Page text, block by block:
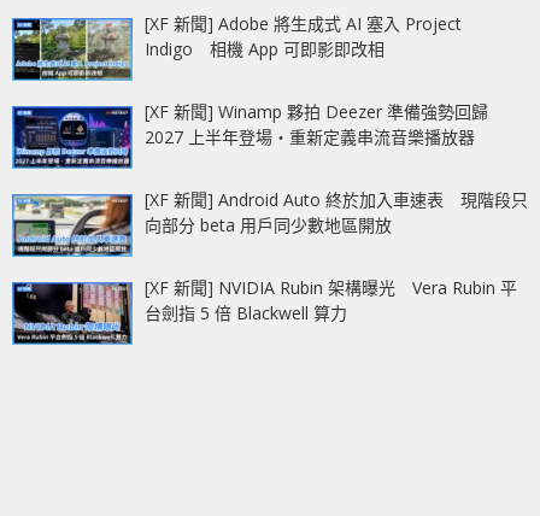
[XF 新聞] Adobe 將生成式 AI 塞入 Project
Indigo 相機 App 可即影即改相
[XF 新聞] Winamp 夥拍 Deezer 準備強勢回歸
2027 上半年登場‧重新定義串流音樂播放器
[XF 新聞] Android Auto 終於加入車速表 現階段只
向部分 beta 用戶同少數地區開放
[XF 新聞] NVIDIA Rubin 架構曝光 Vera Rubin 平
台劍指 5 倍 Blackwell 算力